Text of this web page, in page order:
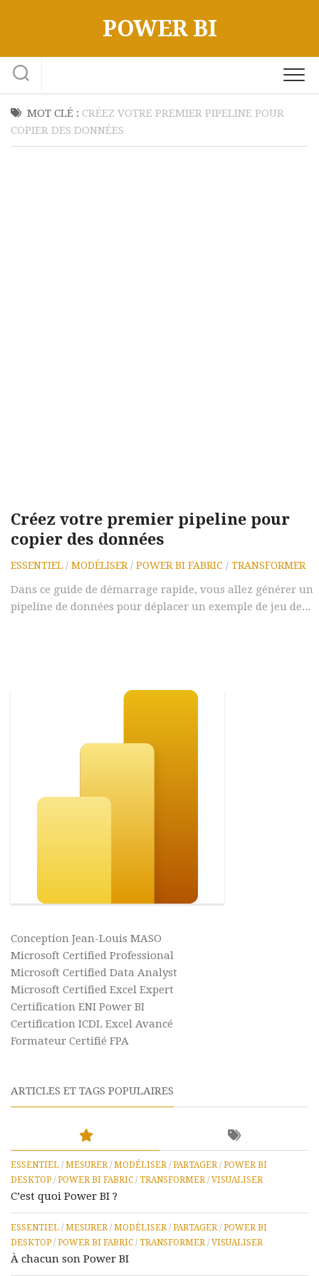
POWER BI
MOT CLÉ : CRÉEZ VOTRE PREMIER PIPELINE POUR
COPIER DES DONNÉES
Créez votre premier pipeline pour
copier des données
ESSENTIEL / MODÉLISER / POWER BI FABRIC / TRANSFORMER
Dans ce guide de démarrage rapide, vous allez générer un
pipeline de données pour déplacer un exemple de jeu de...
Conception Jean-Louis MASO
Microsoft Certified Professional
Microsoft Certified Data Analyst
Microsoft Certified Excel Expert
Certification ENI Power BI
Certification ICDL Excel Avancé
Formateur Certifié FPA
ARTICLES ET TAGS POPULAIRES
ESSENTIEL / MESURER/ MODÉLISER/ PARTAGER/ POWER BI
DESKTOP / POWER BI FABRIC / TRANSFORMER/ VISUALISER
C’est quoi Power BI ?
ESSENTIEL / MESURER/ MODÉLISER/ PARTAGER/ POWER BI
DESKTOP / POWER BI FABRIC / TRANSFORMER/ VISUALISER
À chacun son Power BI